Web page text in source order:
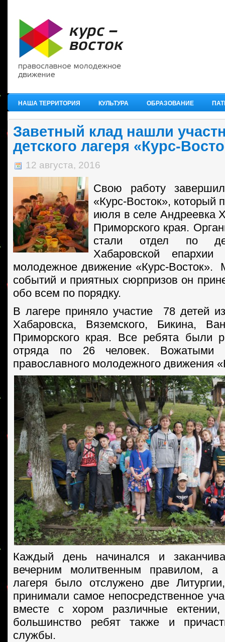
НАША ТЕРРИТОРИЯ КУЛЬТУРА ОБРАЗОВАНИЕ
Заветный клад нашли
детского лагеря «Курс-
12 августа, 2016
Свою работу
«Курс-Восток», который
июля в селе Андреевка
Приморского края.
стали отдел по
Хабаровской епархии
молодежное движение «Курс-Восток».
событий и приятных сюрпризов он
обо всем по порядку.
В лагере приняло участие 78 детей
Хабаровска, Вяземского, Бикина,
Приморского края. Все ребята были
отряда по 26 человек. Вожатыми
православного молодежного движения
Каждый день начинался и
вечерним молитвенным правилом,
лагеря было отслужено две
принимали самое непосредственное
вместе с хором различные
большинство ребят также и
службы.